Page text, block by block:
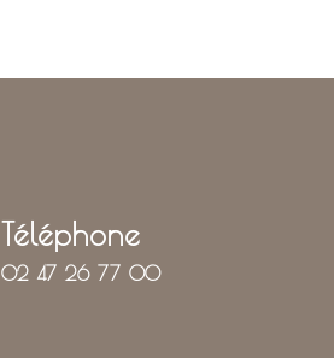
Téléphone
02 47 26 77 00